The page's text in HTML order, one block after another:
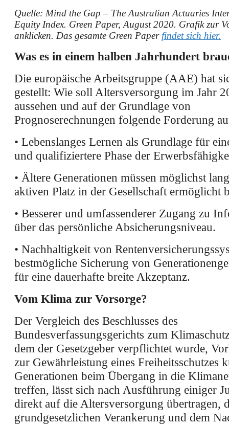
Quelle: Mind the Gap – The Australian Actuaries
Equity Index. Green Paper, August 2020. Grafik zur
anklicken. Das gesamte Green Paper findet sich hier.
Was es in einem halben Jahrhundert
Die europäische Arbeitsgruppe (AAE) hat
gestellt: Wie soll Altersversorgung im Jahr
aussehen und auf der Grundlage von
Prognoserechnungen folgende Forderung
• Lebenslanges Lernen als Grundlage für
und qualifiziertere Phase der
• Ältere Generationen müssen möglichst
aktiven Platz in der Gesellschaft ermöglicht
• Besserer und umfassenderer Zugang zu
über das persönliche Absicherungsniveau.
• Nachhaltigkeit von
bestmögliche Sicherung von
für eine dauerhafte breite Akzeptanz.
Vom Klima zur Vorsorge?
Der Vergleich des Beschlusses des
Bundesverfassungsgerichts zum
dem der Gesetzgeber verpflichtet wurde,
zur Gewährleistung eines Freiheitsschutzes
Generationen beim Übergang in die
treffen, lässt sich nach Ausführung einiger
direkt auf die Altersversorgung übertragen,
grundgesetzlichen Verankerung und dem